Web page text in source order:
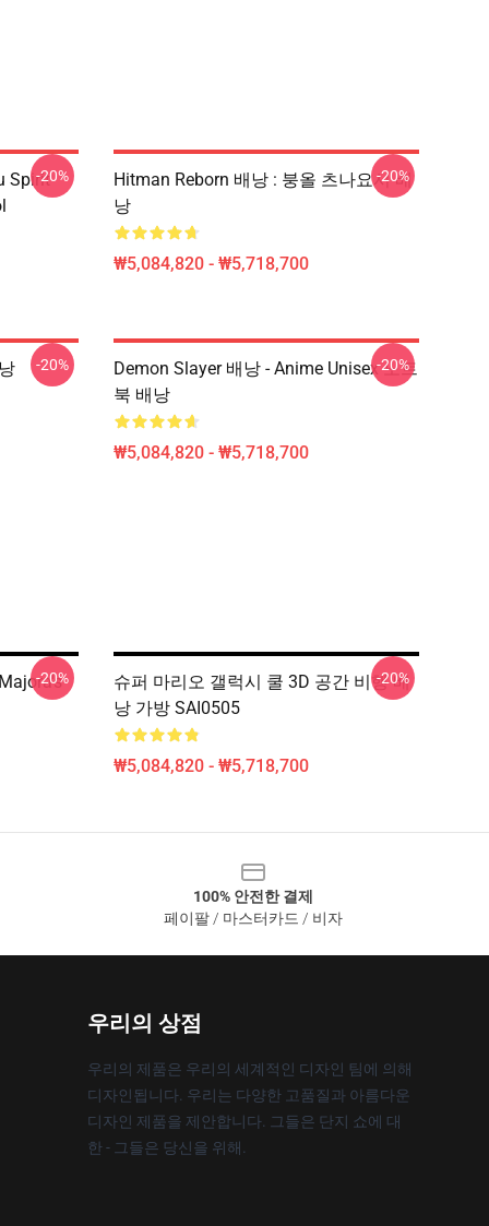
Spirit-20%
Hitman Reborn 배낭 : 붕올 츠나요시 배
낭
₩5,084,820 - ₩5,718,700
-20%
-20%
Demon Slayer 배낭 - Anime Unisex 노트
북 배낭
₩5,084,820 - ₩5,718,700
-20%
-20%
슈퍼 마리오 갤럭시 쿨 3D 공간 비행 배
낭 가방 SAI0505
₩5,084,820 - ₩5,718,700
-20%
100% 안전한 결제
페이팔 / 마스터카드 / 비자
우리의 상점
우리의 제품은 우리의 세계적인 디자인 팀에 의해
디자인됩니다. 우리는 다양한 고품질과 아름다운
디자인 제품을 제안합니다. 그들은 단지 쇼에 대
한 - 그들은 당신을 위해.